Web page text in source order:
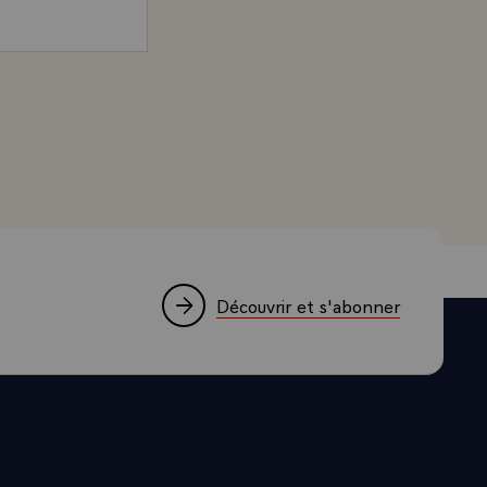
de
de la République, sur les manifestations de
Découvrir et s'abonner